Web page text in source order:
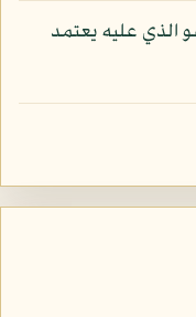
الذي عليه يعتمد